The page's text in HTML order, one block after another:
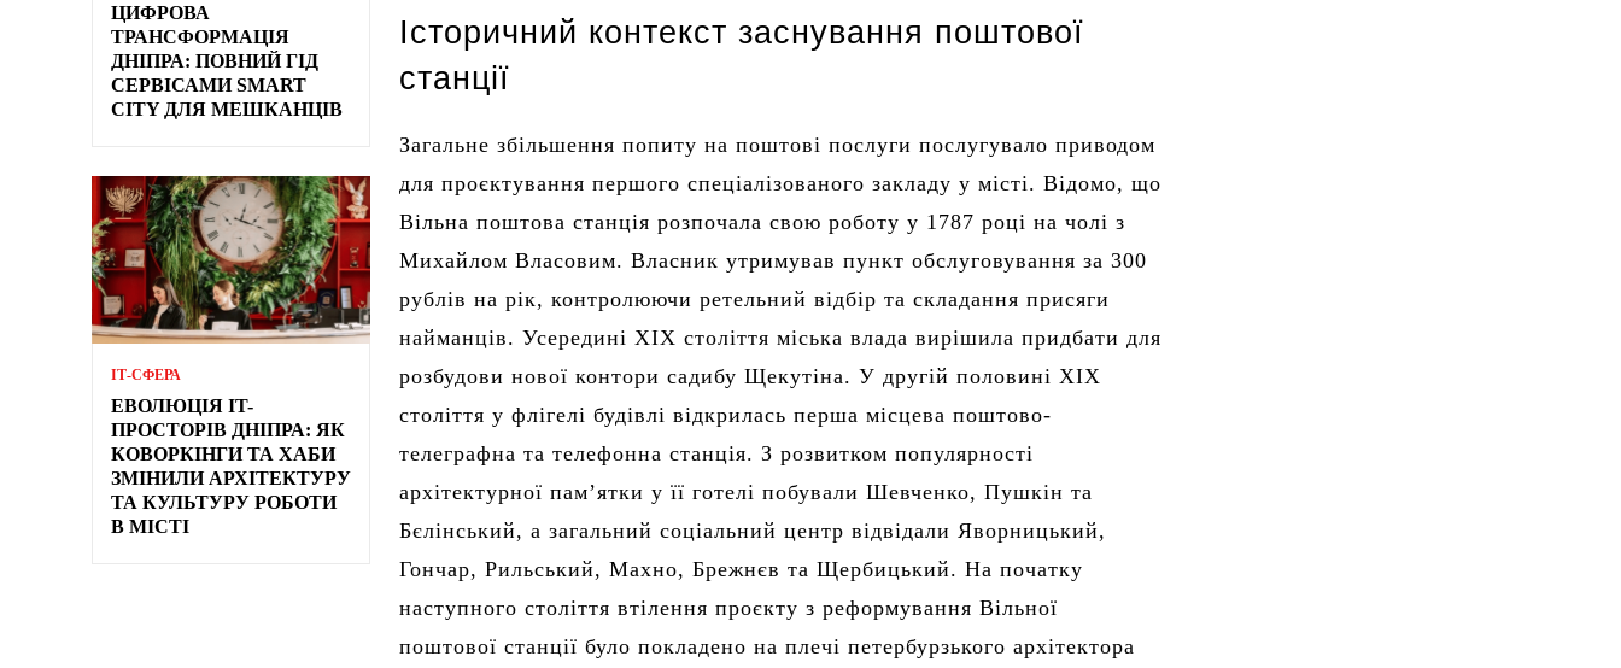
ЦИФРОВА
ТРАНСФОРМАЦІЯ
ДНІПРА: ПОВНИЙ ГІД
СЕРВІСАМИ SMART
CITY ДЛЯ МЕШКАНЦІВ
ІТ-СФЕРА
ЕВОЛЮЦІЯ IT-
ПРОСТОРІВ ДНІПРА: ЯК
КОВОРКІНГИ ТА ХАБИ
ЗМІНИЛИ АРХІТЕКТУРУ
ТА КУЛЬТУРУ РОБОТИ
В МІСТІ
Історичний контекст заснування поштової
станції
Загальне збільшення попиту на поштові послуги послугувало приводом
для проєктування першого спеціалізованого закладу у місті. Відомо, що
Вільна поштова станція розпочала свою роботу у 1787 році на чолі з
Михайлом Власовим. Власник утримував пункт обслуговування за 300
рублів на рік, контролюючи ретельний відбір та складання присяги
найманців. Усередині XIX століття міська влада вирішила придбати для
розбудови нової контори садибу Щекутіна. У другій половині ХІХ
століття у флігелі будівлі відкрилась перша місцева поштово-
телеграфна та телефонна станція. З розвитком популярності
архітектурної пам’ятки у її готелі побували Шевченко, Пушкін та
Бєлінський, а загальний соціальний центр відвідали Яворницький,
Гончар, Рильський, Махно, Брежнєв та Щербицький. На початку
наступного століття втілення проєкту з реформування Вільної
поштової станції було покладено на плечі петербурзького архітектора